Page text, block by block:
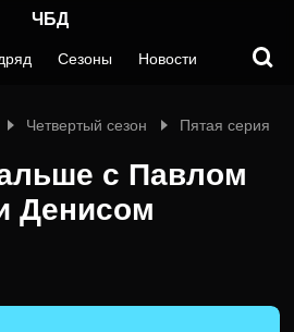
ЧБД
Сезоны Новости
Четвертый сезон Пятая серия
с Павлом
Денисом